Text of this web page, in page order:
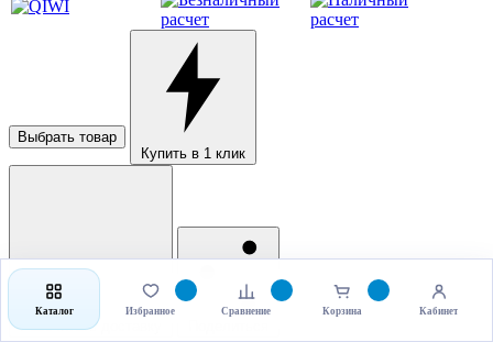
Выбрать товар
Купить в 1 клик
Рассчитать доставку
Каталог Избранное Сравнение Корзина Кабинет